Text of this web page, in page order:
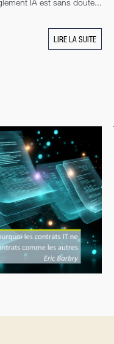
IA est sans doute...
LIRE LA SUITE